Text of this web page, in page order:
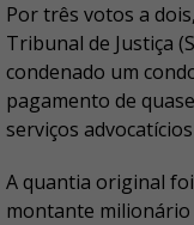
Por três votos a
Tribunal de Justiça
condenado um
pagamento de
serviços
A quantia original
montante milionário